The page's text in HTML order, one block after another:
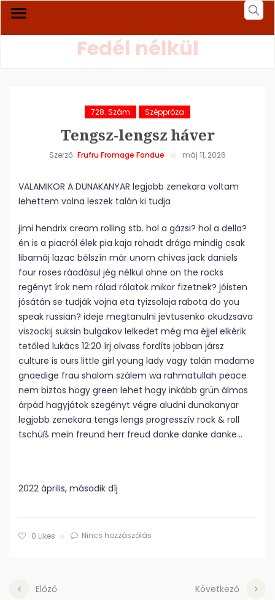
Fedél nélkül
728. Szám Széppróza
Tengsz-lengsz háver
Szerző: Frufru Fromage Fondue máj 11, 2026
VALAMIKOR A DUNAKANYAR legjobb zenekara voltam
lehettem volna leszek talán ki tudja
jimi hendrix cream rolling stb. hol a gázsi? hol a della?
én is a piacról élek pia kaja rohadt drága mindig csak
libamáj lazac bélszín már unom chivas jack daniels
four roses ráadásul jég nélkül ohne on the rocks
regényt írok nem rólad rólatok mikor fizetnek? jóisten
jósátán se tudják vojna eta tyizsolaja rabota do you
speak russian? ideje megtanulni jevtusenko okudzsava
viszockij suksin bulgakov lelkedet még ma éjjel elkérik
tetőled lukács 12:20 írj olvass fordíts jobban jársz
culture is ours little girl young lady vagy talán madame
gnaedige frau shalom szálem wa rahmatullah peace
nem biztos hogy green lehet hogy inkább grün álmos
árpád hagyjátok szegényt végre aludni dunakanyar
legjobb zenekara tengs lengs progresszív rock & roll
tschüß mein freund herr freud danke danke danke…
2022 április, második díj
0 Likes Nincs hozzászólás
Előző Következő